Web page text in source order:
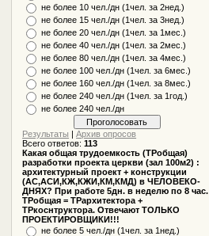
не более 10 чел./дн (1чел. за 2нед.)
не более 15 чел./дн (1чел. за 3нед.)
не более 20 чел./дн (1чел. за 1мес.)
не более 40 чел./дн (1чел. за 2мес.)
не более 80 чел./дн (1чел. за 4мес.)
не более 100 чел./дн (1чел. за 6мес.)
не более 160 чел./дн (1чел. за 8мес.)
не более 240 чел./дн (1чел. за 1год.)
не более 240 чел./дн
Результаты |Архив опросов
Всего ответов:113
Какая общая трудоемкость (ТРобщая)
разработки проекта церкви (зал 100м2) :
архитектурный проект + конструкции
(АС,АСИ,КЖ,КЖИ,КМ,КМД) в ЧЕЛОВЕКО-
ДНЯХ? При работе 5дн. в неделю по 8 час.
ТРобщая = ТРархитектора +
ТРкоснтруктора. Отвечают ТОЛЬКО
ПРОЕКТИРОВЩИКИ!!!
не более 5 чел./дн (1чел. за 1нед.)